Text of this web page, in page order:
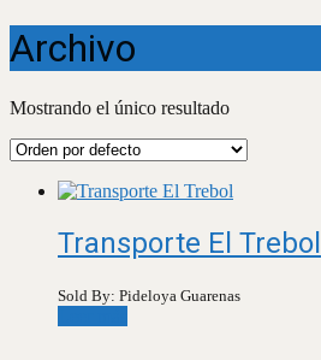
Archivo
Mostrando el único resultado
Transporte El Trebol
Sold By: Pideloya Guarenas